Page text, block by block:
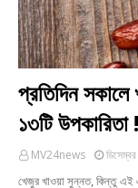
প্রতিদিন সকালে
১৩টি উপকারিতা !
MV24news
খেজুর খাওয়া সুন্নত, কিন্তু এই